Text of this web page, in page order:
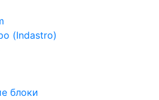
(Indastro)
блоки